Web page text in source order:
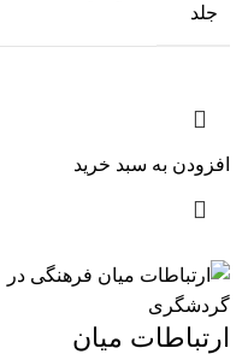
جلد
افزودن به سبد خرید
ارتباطات میان